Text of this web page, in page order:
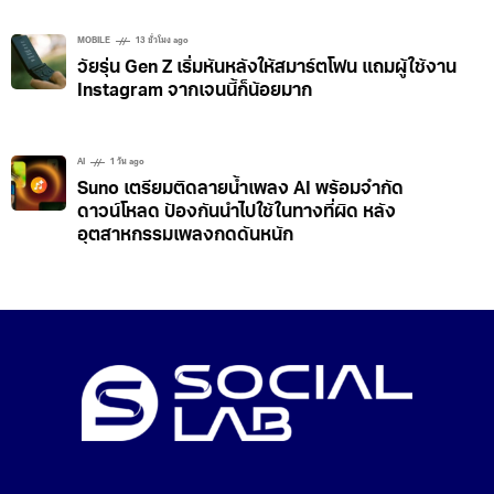
MOBILE 13 ชั่วโมง ago
วัยรุ่น Gen Z เริ่มหันหลังให้สมาร์ตโฟน แถมผู้ใช้งาน
Instagram จากเจนนี้ก็น้อยมาก
AI 1 วัน ago
Suno เตรียมติดลายน้ำเพลง AI พร้อมจำกัด
ดาวน์โหลด ป้องกันนำไปใช้ในทางที่ผิด หลัง
อุตสาหกรรมเพลงกดดันหนัก